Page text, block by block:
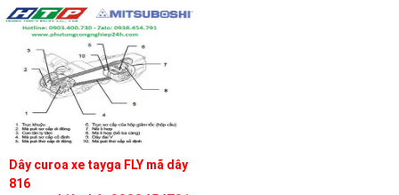
Dây curoa xe tayga FLY mã dây
816